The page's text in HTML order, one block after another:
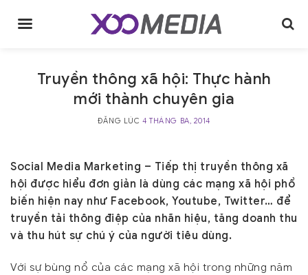
Truyền thông xã hội: Thực hành
mới thành chuyên gia
ĐĂNG LÚC4 THÁNG BA, 2014
Social Media Marketing – Tiếp thị truyền thông xã
hội được hiểu đơn giản là dùng các mạng xã hội phổ
biến hiện nay như Facebook, Youtube, Twitter… để
truyền tải thông điệp của nhãn hiệu, tăng doanh thu
và thu hút sự chú ý của người tiêu dùng.
Với sự bùng nổ của các mạng xã hội trong những năm